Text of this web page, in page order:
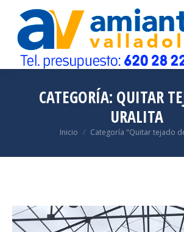
CATEGORÍA: QUITAR
URALITA
Estás aquí:
Inicio Categoría "Quitar tejado